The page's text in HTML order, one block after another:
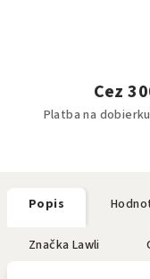
Cez
Platba na
Popis
Značka Lawli